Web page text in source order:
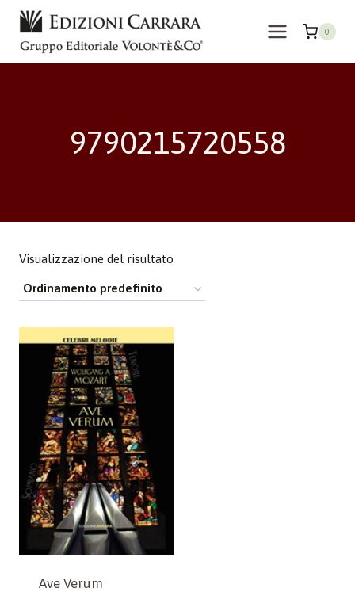
Salta
contenuto
0
9790215720558
Visualizzazione del risultato
Ave Verum